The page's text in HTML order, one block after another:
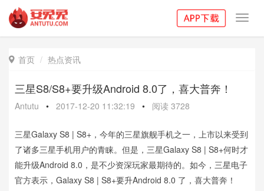
 首页 热点资讯
三星S8/S8+要升级Android 8.0了，喜大普奔！
Antutu • 2017-12-20 11:32:19 • 阅读 3728
三星Galaxy S8 | S8+，今年的三星旗舰手机之一，上市以来受到
了诸多三星手机用户的青睐。但是，三星Galaxy S8 | S8+何时才
能升级Android 8.0，是不少资深玩家最期待的。如今，三星电子
官方表示，Galaxy S8 | S8+要升Android 8.0 了，喜大普奔！